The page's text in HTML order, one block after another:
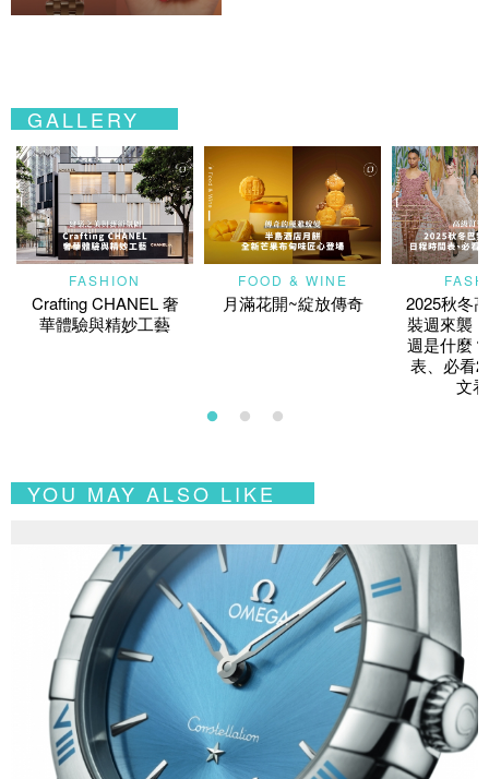
GALLERY
FASHION
Crafting CHANEL 奢
華體驗與精妙工藝
FOOD & WINE
月滿花開~綻放傳奇
2025秋冬
裝週來襲
週是什麼
表、必看
文
YOU MAY ALSO LIKE